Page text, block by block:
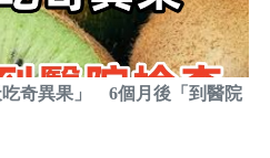
吃奇異果」 6個月後「到醫院